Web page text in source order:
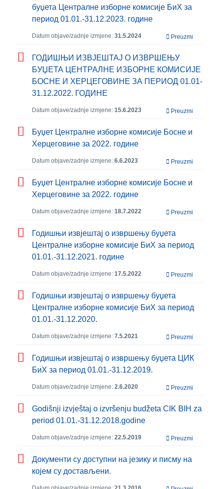
буџета Централне изборне комисије БиХ за
период 01.01.-31.12.2023. године
Datum objave/zadnje izmjene: 31.5.2024 Preuzmi
ГОДИШЊИ ИЗВЈЕШТАЈ О ИЗВРШЕЊУ
БУЏЕТА ЦЕНТРАЛНЕ ИЗБОРНЕ КОМИСИЈЕ
БОСНЕ И ХЕРЦЕГОВИНЕ ЗА ПЕРИОД 01.01-
31.12.2022. ГОДИНЕ
Datum objave/zadnje izmjene: 15.6.2023 Preuzmi
Буџет Централне изборне комисије Босне и
Херцеговине за 2022. године
Datum objave/zadnje izmjene: 6.6.2023 Preuzmi
Буџет Централне изборне комисије Босне и
Херцеговине за 2022. године
Datum objave/zadnje izmjene: 18.7.2022 Preuzmi
Годишњи извјештај о извршењу буџета
Централне изборне комисије БиХ за период
01.01.-31.12.2021. године
Datum objave/zadnje izmjene: 17.5.2022 Preuzmi
Годишњи извјештај о извршењу буџета
Централне изборне комисије БиХ за период
01.01.-31.12.2020.
Datum objave/zadnje izmjene: 7.5.2021 Preuzmi
Годишњи извјештај о извршењу буџета ЦИК
БиХ за период 01.01.-31.12.2019.
Datum objave/zadnje izmjene: 2.6.2020 Preuzmi
Godišnji izvještaj o izvršenju budžeta CIK BIH za
period 01.01.-31.12.2018.godine
Datum objave/zadnje izmjene: 22.5.2019 Preuzmi
Дoкумeнти су дoступни нa jeзику и писму нa
кojeм су дoстaвљeни.